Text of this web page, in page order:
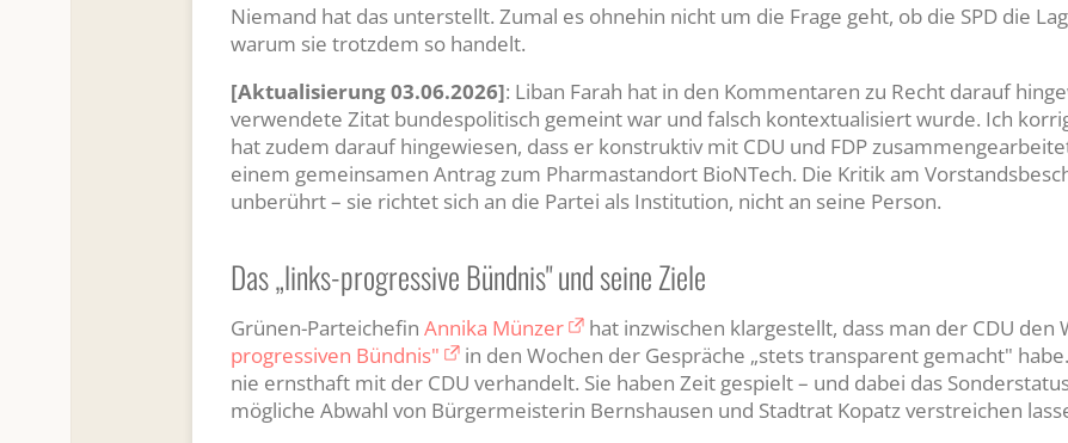
Niemand hat das unterstellt. Zumal es ohnehin nicht um die Frage geht, ob die SPD die
warum sie trotzdem so handelt.
[Aktualisierung 03.06.2026]: Liban Farah hat in den Kommentaren zu Recht darauf
verwendete Zitat bundespolitisch gemeint war und falsch kontextualisiert wurde. Ich
hat zudem darauf hingewiesen, dass er konstruktiv mit CDU und FDP
einem gemeinsamen Antrag zum Pharmastandort BioNTech. Die Kritik am
unberührt – sie richtet sich an die Partei als Institution, nicht an seine Person.
Das „links-progressive Bündnis" und seine Ziele
Grünen-ParteichefinAnnika Münzer hat inzwischen klargestellt, dass man der CDU den
progressiven Bündnis"
in den Wochen der Gespräche „stets transparent gemacht"
nie ernsthaft mit der CDU verhandelt. Sie haben Zeit gespielt – und dabei das
mögliche Abwahl von Bürgermeisterin Bernshausen und Stadtrat Kopatz verstreichen